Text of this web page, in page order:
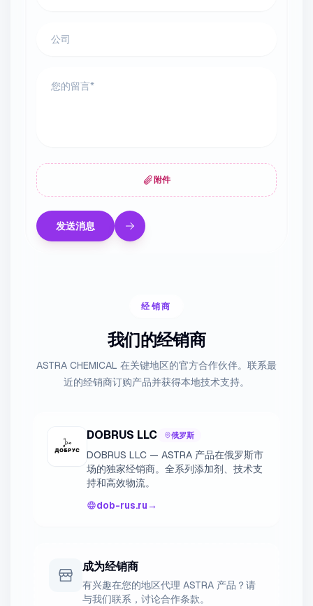
附件
发送消息
经销商
我们的经销商
ASTRA CHEMICAL 在关键地区的官方合作伙伴。联系最
近的经销商订购产品并获得本地技术支持。
DOBRUS LLC 俄罗斯
DOBRUS LLC — ASTRA 产品在俄罗斯市
场的独家经销商。全系列添加剂、技术支
持和高效物流。
dob-rus.ru→
成为经销商
有兴趣在您的地区代理 ASTRA 产品？请
与我们联系，讨论合作条款。